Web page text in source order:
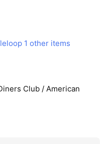
1 other items
Club / American